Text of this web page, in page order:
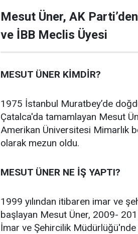
Mesut Üner, AK
ve İBB Meclis Üyesi
MESUT ÜNER KİMDİR?
1975 İstanbul Muratbey’de
Çatalca'da tamamlayan Mesut
Amerikan Üniversitesi Mimarlık
olarak mezun oldu.
MESUT ÜNER NE İŞ YAPTI?
1999 yılından itibaren imar ve
başlayan Mesut Üner, 2009-
İmar ve Şehircilik Müdürlüğü'nde